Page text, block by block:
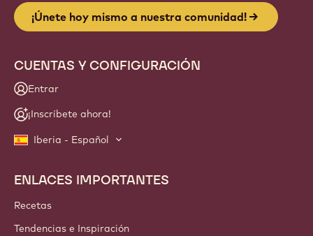
¡Únete hoy mismo a nuestra comunidad!
CUENTAS Y CONFIGURACIÓN
Entrar
¡Inscríbete ahora!
Iberia - Español
Footer
Callebaut
ENLACES IMPORTANTES
Recetas
Tendencias e Inspiración